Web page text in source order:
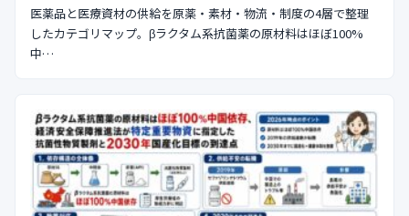
🇺🇸 🇰🇷🇹🇼🇻🇳
医薬品と医療資材の供給を原薬・素材・物流・制度の4層で整理
したカテゴリマップ。βラクタム系抗菌薬の原材料はほぼ100%
中…